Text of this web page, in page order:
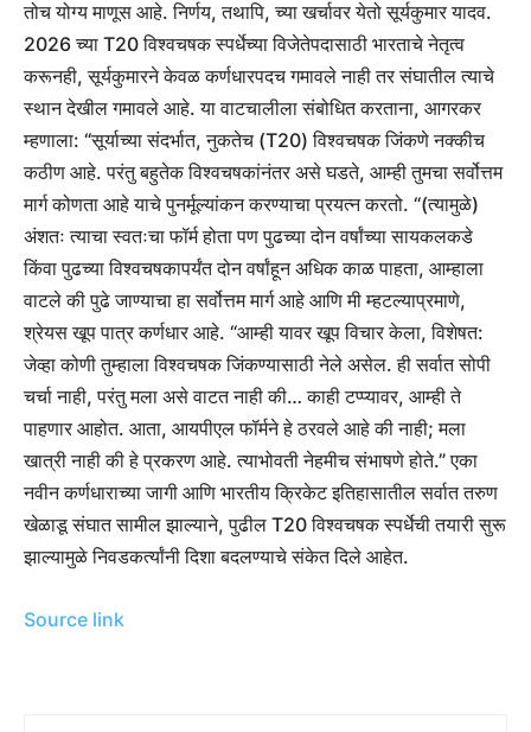
तोच योग्य माणूस आहे. निर्णय, तथापि, च्या खर्चावर येतोसूर्यकुमार यादव.
2026 च्या T20 विश्वचषक स्पर्धेच्या विजेतेपदासाठी भारताचे नेतृत्व
करूनही, सूर्यकुमारने केवळ कर्णधारपदच गमावले नाही तर संघातील त्याचे
स्थान देखील गमावले आहे. या वाटचालीला संबोधित करताना, आगरकर
म्हणाला: “सूर्याच्या संदर्भात, नुकतेच (T20) विश्वचषक जिंकणे नक्कीच
कठीण आहे. परंतु बहुतेक विश्वचषकांनंतर असे घडते, आम्ही तुमचा सर्वोत्तम
मार्ग कोणता आहे याचे पुनर्मूल्यांकन करण्याचा प्रयत्न करतो. “(त्यामुळे)
अंशतः त्याचा स्वतःचा फॉर्म होता पण पुढच्या दोन वर्षांच्या सायकलकडे
किंवा पुढच्या विश्वचषकापर्यंत दोन वर्षांहून अधिक काळ पाहता, आम्हाला
वाटले की पुढे जाण्याचा हा सर्वोत्तम मार्ग आहे आणि मी म्हटल्याप्रमाणे,
श्रेयस खूप पात्र कर्णधार आहे. “आम्ही यावर खूप विचार केला, विशेषत:
जेव्हा कोणी तुम्हाला विश्वचषक जिंकण्यासाठी नेले असेल. ही सर्वात सोपी
चर्चा नाही, परंतु मला असे वाटत नाही की… काही टप्प्यावर, आम्ही ते
पाहणार आहोत. आता, आयपीएल फॉर्मने हे ठरवले आहे की नाही; मला
खात्री नाही की हे प्रकरण आहे. त्याभोवती नेहमीच संभाषणे होते.”एका
नवीन कर्णधाराच्या जागी आणि भारतीय क्रिकेट इतिहासातील सर्वात तरुण
खेळाडू संघात सामील झाल्याने, पुढील T20 विश्वचषक स्पर्धेची तयारी सुरू
झाल्यामुळे निवडकर्त्यांनी दिशा बदलण्याचे संकेत दिले आहेत.
Source link